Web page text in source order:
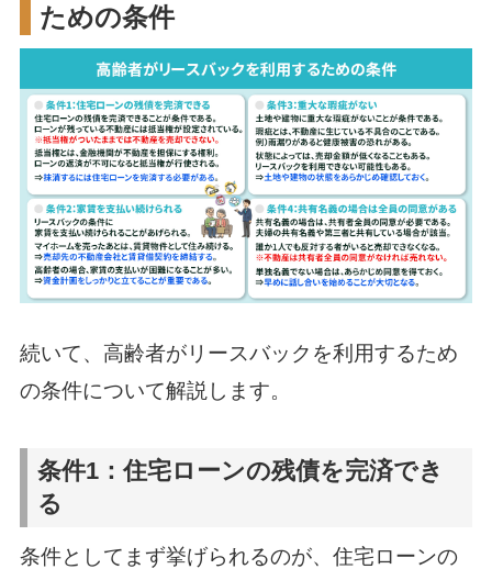
ための条件
続いて、高齢者がリースバックを利用するため
の条件について解説します。
条件1：住宅ローンの残債を完済でき
る
条件としてまず挙げられるのが、住宅ローンの